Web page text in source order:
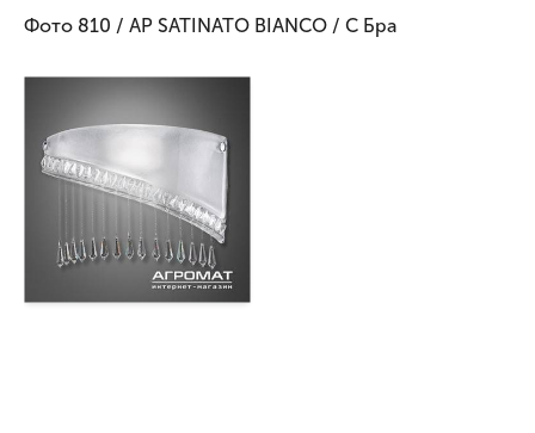
Фото 810 / AP SATINATO BIANCO / C Бра